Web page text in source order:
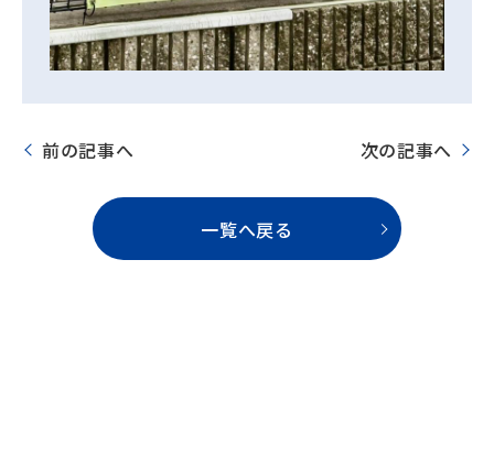
前の記事へ 次の記事へ
一覧へ戻る